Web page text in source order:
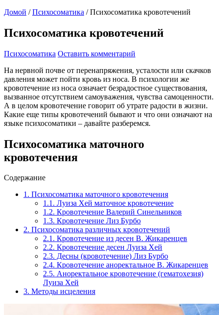
Домой / Психосоматика / Психосоматика кровотечений
Психосоматика кровотечений
Психосоматика Оставить комментарий
На нервной почве от перенапряжения, усталости или скачков
давления может пойти кровь из носа. В психологии же
кровотечение из носа означает безрадостное существования,
вызванное отсутствием самоуважения, чувства самоценности.
А в целом кровотечение говорит об утрате радости в жизни.
Какие еще типы кровотечений бывают и что они означают на
языке психосоматики – давайте разберемся.
Психосоматика маточного
кровотечения
Содержание
1. Психосоматика маточного кровотечения
1.1. Луиза Хей маточное кровотечение
1.2. Кровотечение Валерий Синельников
1.3. Кровотечение Лиз Бурбо
2. Психосоматика различных кровотечений
2.1. Кровотечение из десен В. Жикаренцев
2.2. Кровотечение десен Луиза Хей
2.3. Десны (кровотечение) Лиз Бурбо
2.4. Кровотечение аноректальное В. Жикаренцев
2.5. Аноректальное кровотечение (гематохезия)
Луиза Хей
3. Методы исцеления